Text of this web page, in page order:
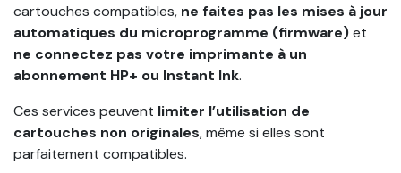
cartouches compatibles, ne faites pas les mises à jour
automatiques du microprogramme (firmware)et
ne connectez pas votre imprimante à un
abonnement HP+ ou Instant Ink.
Ces services peuvent limiter l’utilisation de
cartouches non originales, même si elles sont
parfaitement compatibles.